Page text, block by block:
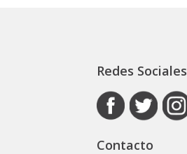
Redes Sociales
Contacto